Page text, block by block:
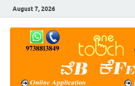
August 7, 2026